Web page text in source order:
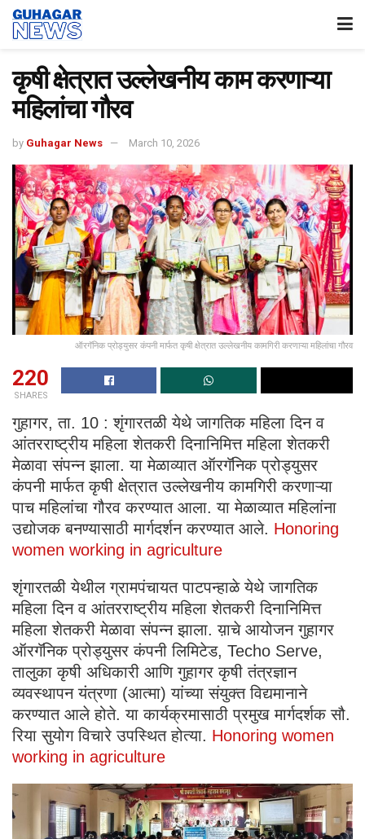
कृषी क्षेत्रात उल्लेखनीय काम करणाऱ्या
महिलांचा गौरव
by Guhagar News March 10, 2026
ऑरगॅनिक प्रोड्युसर कंपनी मार्फत कृषी क्षेत्रात उल्लेखनीय कामगिरी करणाऱ्या महिलांचा गौरव
220
SHARES
गुहागर, ता. 10 : शृंगारतळी येथे जागतिक महिला दिन व
आंतरराष्ट्रीय महिला शेतकरी दिनानिमित्त महिला शेतकरी
मेळावा संपन्न झाला. या मेळाव्यात ऑरगॅनिक प्रोड्युसर
कंपनी मार्फत कृषी क्षेत्रात उल्लेखनीय कामगिरी करणाऱ्या
पाच महिलांचा गौरव करण्यात आला. या मेळाव्यात महिलांना
उद्योजक बनण्यासाठी मार्गदर्शन करण्यात आले. Honoring
women working in agriculture
शृंगारतळी येथील ग्रामपंचायत पाटपन्हाळे येथे जागतिक
महिला दिन व आंतरराष्ट्रीय महिला शेतकरी दिनानिमित्त
महिला शेतकरी मेळावा संपन्न झाला. य़ाचे आयोजन गुहागर
ऑरगॅनिक प्रोड्युसर कंपनी लिमिटेड, Techo Serve,
तालुका कृषी अधिकारी आणि गुहागर कृषी तंत्रज्ञान
व्यवस्थापन यंत्रणा (आत्मा) यांच्या संयुक्त विद्यमानाने
करण्यात आले होते. या कार्यक्रमासाठी प्रमुख मार्गदर्शक सौ.
रिया सुयोग विचारे उपस्थित होत्या. Honoring women
working in agriculture